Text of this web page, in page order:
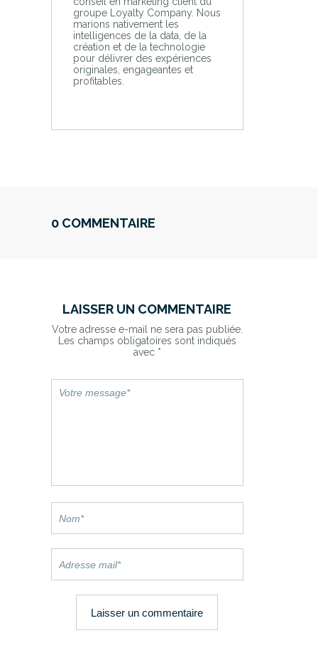
groupe Loyalty Company. Nous
marions nativement les
intelligences de la data, de la
création et de la technologie
pour délivrer des expériences
originales, engageantes et
profitables.
0 COMMENTAIRE
LAISSER UN COMMENTAIRE
Votre adresse e-mail ne sera pas publiée.
Les champs obligatoires sont indiqués
avec *